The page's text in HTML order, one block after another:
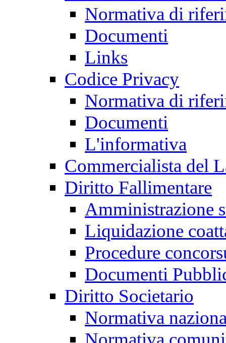
Normativa di
Documenti
Links
Codice Privacy
Normativa di
Documenti
L'informativa
Commercialista del
Diritto Fallimentare
Amministrazione
Liquidazione
Procedure
Documenti
Diritto Societario
Normativa